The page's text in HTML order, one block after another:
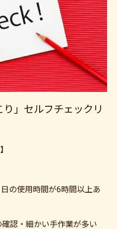
り」セルフチェックリ
の使用時間が6時間以上あ
認・細かい手作業が多い